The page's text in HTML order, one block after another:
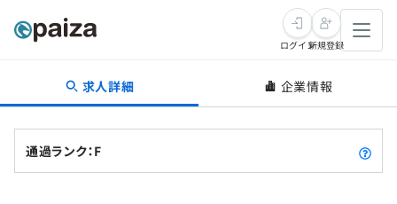
転職・キャリア
新卒就活
ログイン新規登録
求人詳細 企業情報
通過ランク：F